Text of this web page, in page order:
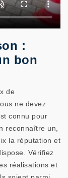
:
bon
de
ne devez
connu pour
reconnaître un,
la réputation et
Vérifiez
réalisations et